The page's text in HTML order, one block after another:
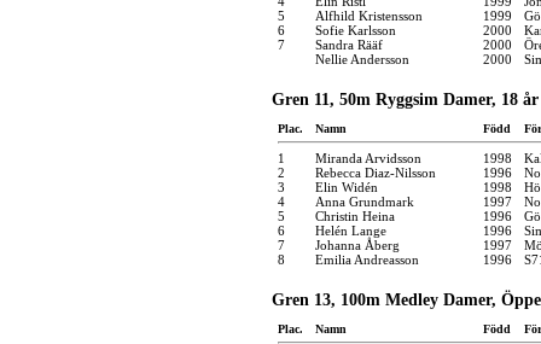
5
Alfhild Kristensson 1999
6
Sofie Karlsson 2000
7
Sandra Rääf 2000
Nellie Andersson
2000
Gren 11, 50m Ryggsim Damer, 18
Plac. Namn Född
1 Miranda Arvidsson 1998
2
Rebecca Diaz-Nilsson 1996
3
Elin Widén 1998
4
Anna Grundmark 1997
5
Christin Heina 1996
6
Helén Lange 1996
7
Johanna Åberg 1997
8
Emilia Andreasson 1996
Gren 13, 100m Medley Damer,
Plac. Namn Född